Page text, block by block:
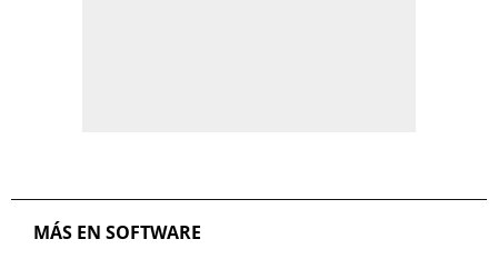
MÁS EN SOFTWARE